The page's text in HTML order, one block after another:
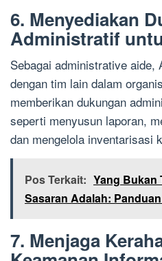
6. Menyediakan
Administratif
Sebagai administrative aide,
dengan tim lain dalam
memberikan dukungan
seperti menyusun laporan,
dan mengelola inventarisasi
Pos Terkait: Yang Bukan
Sasaran Adalah:
7. Menjaga